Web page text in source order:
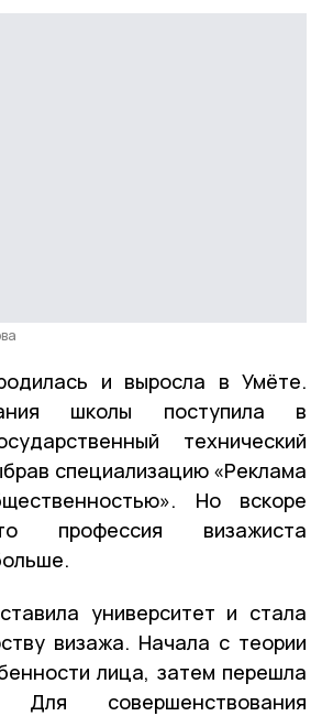
и выросла в Умёте.
школы поступила в
технический
специализацию «Реклама
Но вскоре
профессия визажиста
университет и стала
визажа. Начала с теории
лица, затем перешла
совершенствования